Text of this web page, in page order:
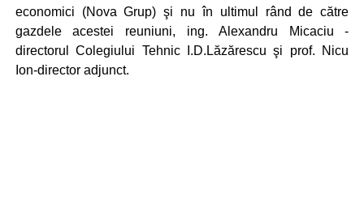
economici (Nova Grup) şi nu în ultimul rând de către
gazdele acestei reuniuni, ing. Alexandru Micaciu -
directorul Colegiului Tehnic I.D.Lăzărescu şi prof. Nicu
Ion-director adjunct.